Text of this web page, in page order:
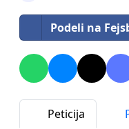
Podeli na
Peticija